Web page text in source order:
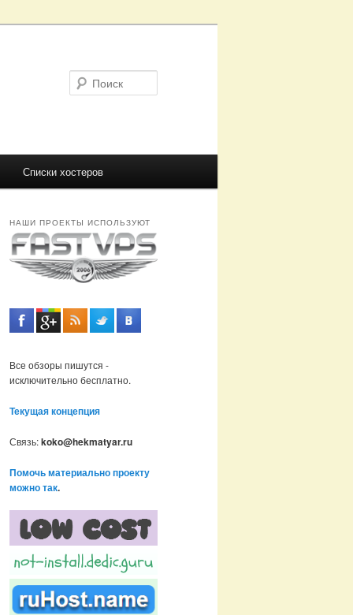
Списки хостеров
НАШИ ПРОЕКТЫ ИСПОЛЬЗУЮТ
Все обзоры пишутся -
исключительно бесплатно.
Текущая концепция
Связь:koko@hekmatyar.ru
Помочь материально проекту
можно так.